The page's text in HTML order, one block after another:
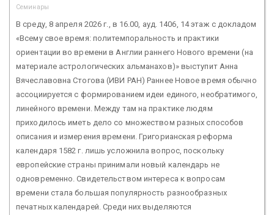
Семинары
В среду, 8 апреля 2026 г., в 16.00, ауд. 1406, 14 этаж с докладом
«Всему свое время: политемпоральность и практики
ориентации во времени в Англии раннего Нового времени (на
материале астрологических альманахов)» выступит Анна
Вячеславовна Стогова (ИВИ РАН) Раннее Новое время обычно
ассоциируется с формированием идеи единого, необратимого,
линейного времени. Между там на практике людям
приходилось иметь дело со множеством разных способов
описания и измерения времени. Григорианская реформа
календаря 1582 г. лишь усложнила вопрос, поскольку
европейские страны принимали новый календарь не
одновременно. Свидетельством интереса к вопросам
времени стала большая популярность разнообразных
печатных календарей. Среди них выделяются